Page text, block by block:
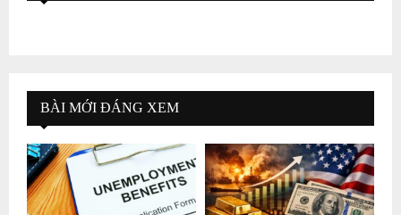
BÀI MỚI ĐÁNG XEM